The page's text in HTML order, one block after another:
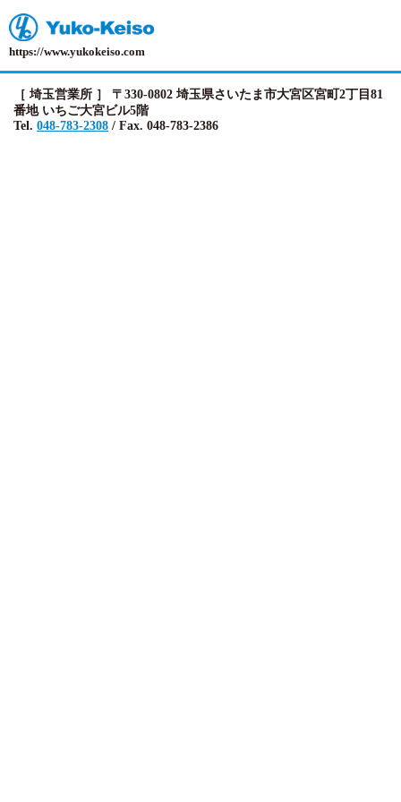
https://www.yukokeiso.com
［ 埼玉営業所 ］ 〒330-0802 埼玉県さいたま市大宮区宮町2丁目81
番地 いちご大宮ビル5階
Tel. 048-783-2308 / Fax. 048-783-2386